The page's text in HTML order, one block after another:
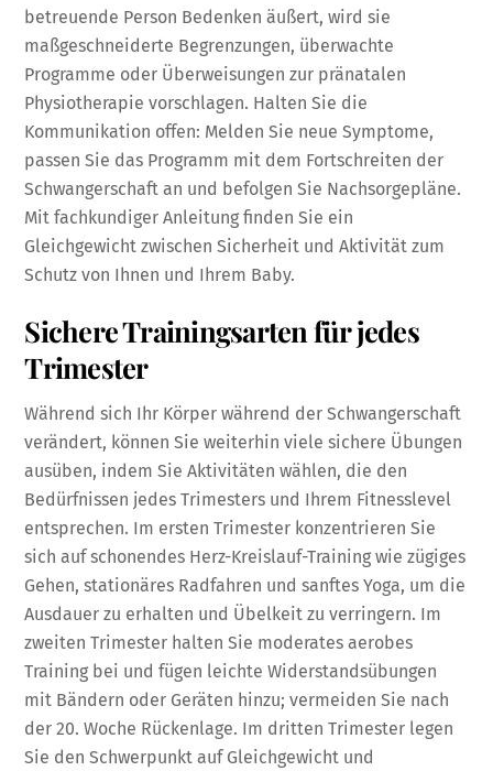
betreuende Person Bedenken äußert, wird sie
maßgeschneiderte Begrenzungen, überwachte
Programme oder Überweisungen zur pränatalen
Physiotherapie vorschlagen. Halten Sie die
Kommunikation offen: Melden Sie neue Symptome,
passen Sie das Programm mit dem Fortschreiten der
Schwangerschaft an und befolgen Sie Nachsorgepläne.
Mit fachkundiger Anleitung finden Sie ein
Gleichgewicht zwischen Sicherheit und Aktivität zum
Schutz von Ihnen und Ihrem Baby.
Sichere Trainingsarten für jedes
Trimester
Während sich Ihr Körper während der Schwangerschaft
verändert, können Sie weiterhin viele sichere Übungen
ausüben, indem Sie Aktivitäten wählen, die den
Bedürfnissen jedes Trimesters und Ihrem Fitnesslevel
entsprechen. Im ersten Trimester konzentrieren Sie
sich auf schonendes Herz-Kreislauf-Training wie zügiges
Gehen, stationäres Radfahren und sanftes Yoga, um die
Ausdauer zu erhalten und Übelkeit zu verringern. Im
zweiten Trimester halten Sie moderates aerobes
Training bei und fügen leichte Widerstandsübungen
mit Bändern oder Geräten hinzu; vermeiden Sie nach
der 20. Woche Rückenlage. Im dritten Trimester legen
Sie den Schwerpunkt auf Gleichgewicht und